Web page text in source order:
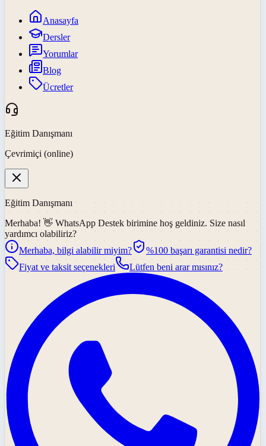
Anasayfa
Dersler
Yorumlar
Blog
Ücretler
Eğitim Danışmanı
Çevrimiçi (online)
Eğitim Danışmanı
Merhaba! 👋 WhatsApp Destek birimine hoş geldiniz. Size nasıl
yardımcı olabiliriz?
Merhaba, bilgi alabilir miyim?
%100 başarı garantisi nedir?
Fiyat ve taksit seçenekleri
Lütfen beni arar mısınız?